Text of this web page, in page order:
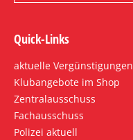
Quick-Links
aktuelle Vergünstigungen
Klubangebote im Shop
Zentralausschuss
Fachausschuss
Polizei aktuell